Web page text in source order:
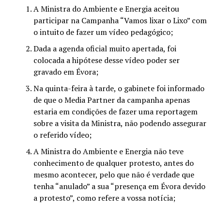
A Ministra do Ambiente e Energia aceitou
participar na Campanha “Vamos lixar o Lixo” com
o intuito de fazer um vídeo pedagógico;
Dada a agenda oficial muito apertada, foi
colocada a hipótese desse vídeo poder ser
gravado em Évora;
Na quinta-feira à tarde, o gabinete foi informado
de que o Media Partner da campanha apenas
estaria em condições de fazer uma reportagem
sobre a visita da Ministra, não podendo assegurar
o referido vídeo;
A Ministra do Ambiente e Energia não teve
conhecimento de qualquer protesto, antes do
mesmo acontecer, pelo que não é verdade que
tenha “anulado” a sua “presença em Évora devido
a protesto”, como refere a vossa notícia;